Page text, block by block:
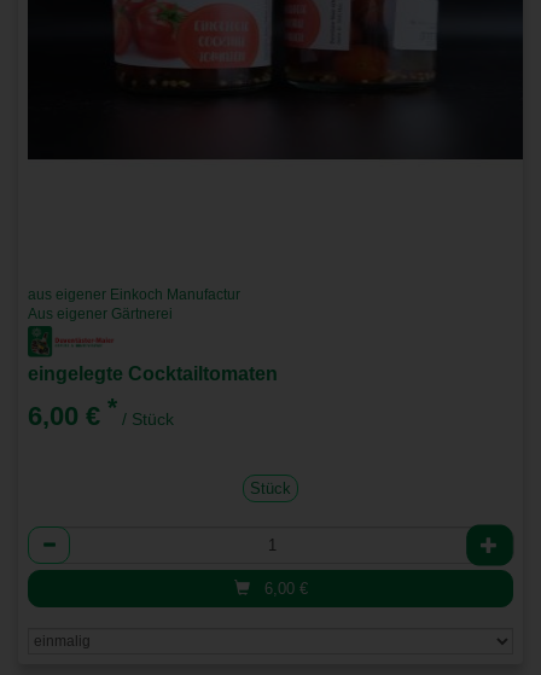
aus eigener Einkoch Manufactur
Aus eigener Gärtnerei
eingelegte Cocktailtomaten
6,00 € * / Stück
Stück
Anzahl
6,00 €